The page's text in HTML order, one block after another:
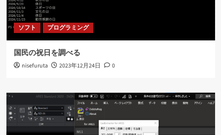
ソフト プログラミング
国民の祝日を調べる
nisefuruta 2023年12月24日 0